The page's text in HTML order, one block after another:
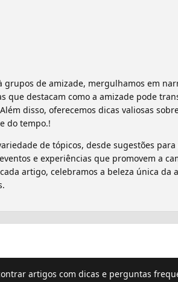
grupos de amizade, mergulhamos em
que destacam como a amizade pode
disso, oferecemos dicas valiosas
do tempo.!
de tópicos, desde sugestões
e experiências que promovem a
artigo, celebramos a beleza única da
artigos com dicas e perguntas